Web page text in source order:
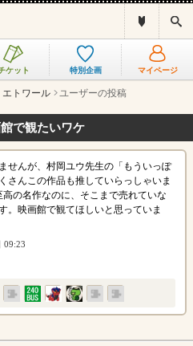
ス
ケット 特別企画 マイページ
トワール ユーザーの投稿
で観たいワケ
せんが、村岡ユウ先生の「もういっぽ
さんこの作品も推していらっしゃいま
の名作なのに、そこまで売れていな
。映画館で観てほしいと思っていま
09:23